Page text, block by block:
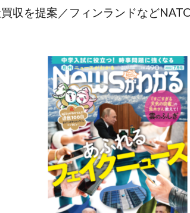
収を提案／フィンランドなど